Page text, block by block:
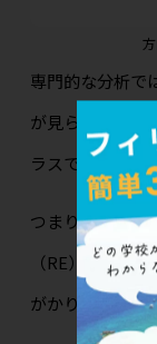
専門的な分析で
が見られ、他要
ラスです（例:
つまり、多様な
（RE）が整う
がかり”が得られ